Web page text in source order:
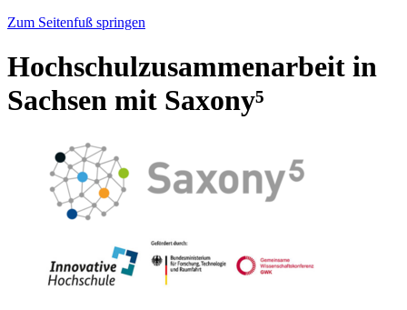
Zum Seitenfuß springen
Hochschulzusammenarbeit in
Sachsen mit Saxony⁵